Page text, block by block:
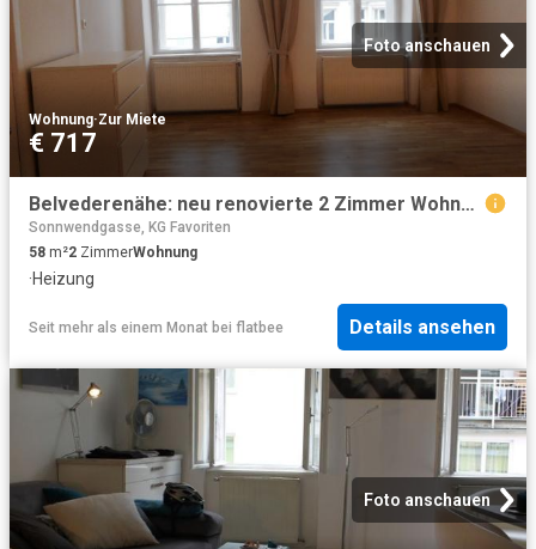
Foto anschauen
Wohnung·Zur Miete
€ 717
Belvederenähe: neu renovierte 2 Zimmer Wohnung
Sonnwendgasse, KG Favoriten
58 m²2 ZimmerWohnung
·Heizung
Seit mehr als einem Monat bei flatbee Details ansehen
Foto anschauen